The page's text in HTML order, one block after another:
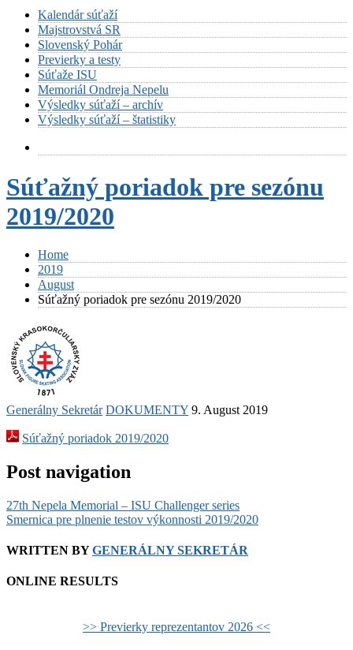
Kalendár súťaží
Majstrovstvá SR
Slovenský Pohár
Previerky a testy
Súťaže ISU
Memoriál Ondreja Nepelu
Výsledky súťaží – archív
Výsledky súťaží – štatistiky
Súťažný poriadok pre sezónu
2019/2020
Home
2019
August
Súťažný poriadok pre sezónu 2019/2020
Generálny Sekretár DOKUMENTY 9. August 2019
Súťažný poriadok 2019/2020
Post navigation
27th Nepela Memorial – ISU Challenger series
Smernica pre plnenie testov výkonnosti 2019/2020
WRITTEN BYGENERÁLNY SEKRETÁR
ONLINE RESULTS
>> Previerky reprezentantov 2026 <<